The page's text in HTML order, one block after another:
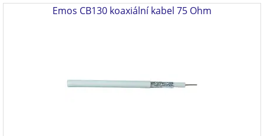
Emos CB130 koaxiální kabel 75 Ohm